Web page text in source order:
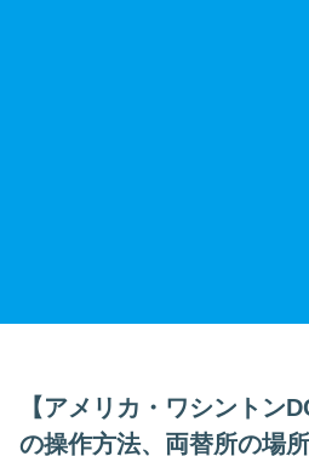
【アメリカ・ワシントン
の操作方法、両替所の場